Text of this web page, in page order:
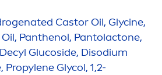
genated Castor Oil, Glycine,
Panthenol, Pantolactone,
Glucoside, Disodium
Glycol, 1,2-